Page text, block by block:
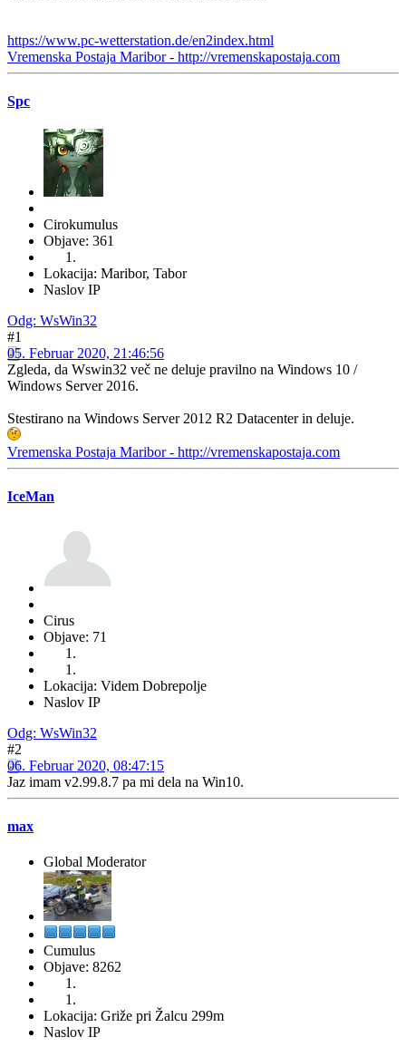
https://www.pc-wetterstation.de/en2index.html
Vremenska Postaja Maribor - http://vremenskapostaja.com
Spc
Cirokumulus
Objave: 361
Lokacija: Maribor, Tabor
Naslov IP
Odg: WsWin32
#1
05. Februar 2020, 21:46:56
Zgleda, da Wswin32 več ne deluje pravilno na Windows 10 /
Windows Server 2016.
Stestirano na Windows Server 2012 R2 Datacenter in deluje.
Vremenska Postaja Maribor - http://vremenskapostaja.com
IceMan
Cirus
Objave: 71
Lokacija: Videm Dobrepolje
Naslov IP
Odg: WsWin32
#2
06. Februar 2020, 08:47:15
Jaz imam v2.99.8.7 pa mi dela na Win10.
max
Global Moderator
Cumulus
Objave: 8262
Lokacija: Griže pri Žalcu 299m
Naslov IP